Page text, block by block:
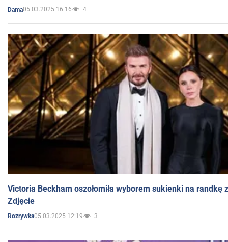
Dama05.03.2025 16:16 4
Victoria Beckham oszołomiła wyborem sukienki na randkę
Zdjęcie
Rozrywka05.03.2025 12:19 3